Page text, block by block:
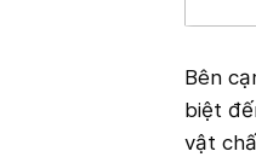
Bên
biệt
vật